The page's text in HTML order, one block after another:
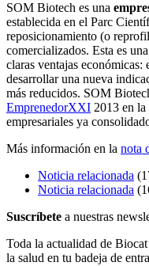
SOM Biotech es una
establecida en el Parc
reposicionamiento (o
comercializados. Esta es
claras ventajas
desarrollar una nueva
más reducidos. SOM
EmprenedorXXI 2013 en
empresariales ya
Más información en la nota
Noticia relacionada
Noticia relacionada
Suscríbete a nuestras
Toda la actualidad de
la salud en tu badeja de